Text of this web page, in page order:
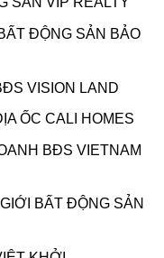
ĐỘNG SẢN BẢO
VISION LAND
ỐC CALI HOMES
BĐS VIETNAM
BẤT ĐỘNG SẢN